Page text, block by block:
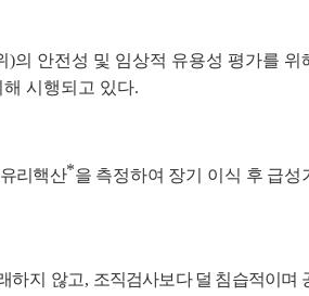
안전성 및 임상적 유용성 평가를 위
시행되고 있다.
유리핵산*을 측정하여 장기 이식 후 급
하지 않고, 조직검사보다 덜 침습적이며